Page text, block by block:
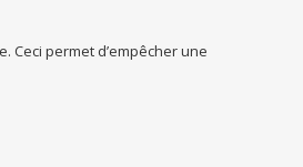
Ceci permet d’empêcher une